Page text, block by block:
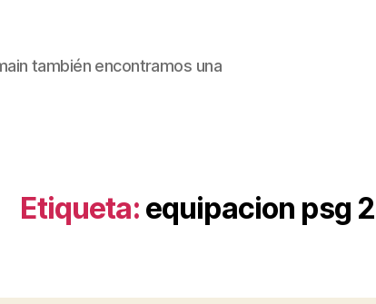
también encontramos una
Etiqueta: equipacion psg